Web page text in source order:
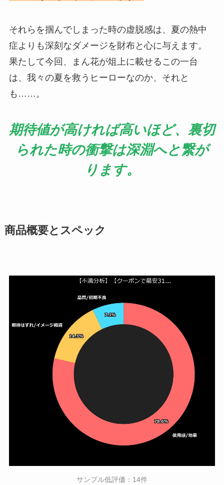
それらを掴んでしまった時の虚脱感は、夏の熱中
症よりも深刻なダメージを財布と心に与えます。
果たして今回、まん花が俎上に載せるこの一台
は、我々の夏を救うヒーローなのか、それと
も……。
期待値が高ければ高いほど、裏切
られた時の衝撃は深淵へと繋が
ります。
商品概要とスペック
サンプル低評価：14件